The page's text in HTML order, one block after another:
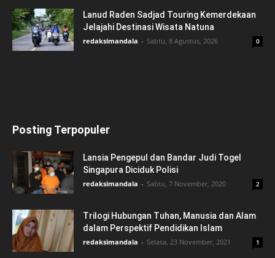
Lanud Raden Sadjad Touring Kemerdekaan
Jelajahi Destinasi Wisata Natuna
redaksimandala - Sabtu, 8 Agustus, 2026 0
Posting Terpopuler
Lansia Pengepul dan Bandar Judi Togel
Singapura Diciduk Polisi
redaksimandala - Sabtu, 7 November, 2020 2
Trilogi Hubungan Tuhan, Manusia dan Alam
dalam Perspektif Pendidikan Islam
redaksimandala - Selasa, 23 November, 2021 1